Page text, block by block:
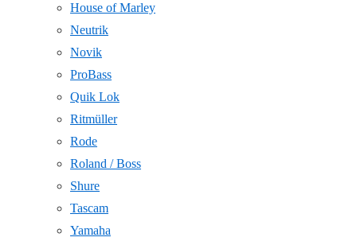
House of Marley
Neutrik
Novik
ProBass
Quik Lok
Ritmüller
Rode
Roland / Boss
Shure
Tascam
Yamaha